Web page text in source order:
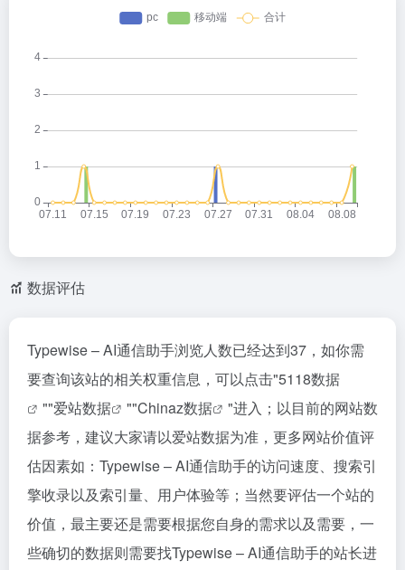
数据评估
Typewise – AI通信助手浏览人数已经达到37，如你需
要查询该站的相关权重信息，可以点击"5118数据
""爱站数据 ""Chinaz数据
"进入；以目前的网站数
据参考，建议大家请以爱站数据为准，更多网站价值评
估因素如：Typewise – AI通信助手的访问速度、搜索引
擎收录以及索引量、用户体验等；当然要评估一个站的
价值，最主要还是需要根据您自身的需求以及需要，一
些确切的数据则需要找Typewise – AI通信助手的站长进